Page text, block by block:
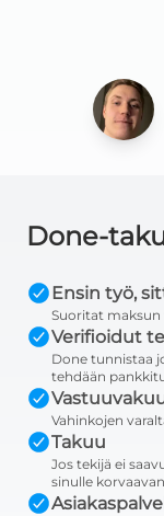
Done-
Ensin työ,
Suoritat
Verifioidut
Done tunnistaa
tehdään
Vahinkojen
Takuu
Jos tekijä ei
sinulle